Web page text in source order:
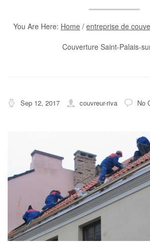
You Are Here: Home / entreprise de
Couverture Saint-Palais-
Sep 12, 2017 couvreur-riva No